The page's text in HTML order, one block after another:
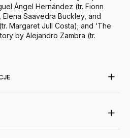
Ángel Hernández (tr. Fionn
Saavedra Buckley, and
Margaret Jull Costa); and ‘The
by Alejandro Zambra (tr.